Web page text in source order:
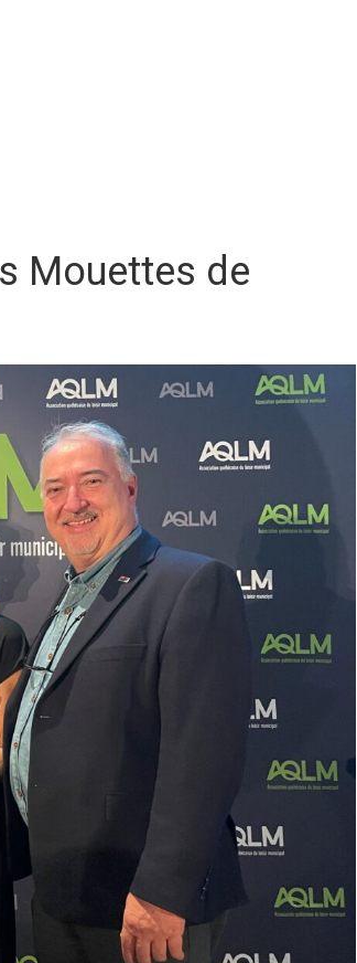
Mouettes de